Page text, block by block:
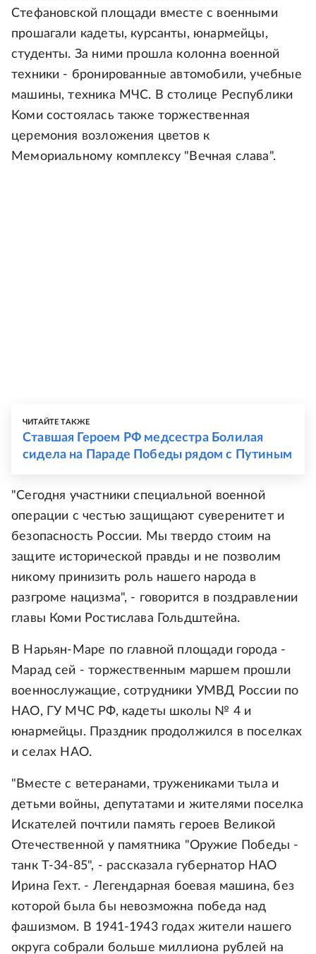
Стефановской площади вместе с военными
прошагали кадеты, курсанты, юнармейцы,
студенты. За ними прошла колонна военной
техники - бронированные автомобили, учебные
машины, техника МЧС. В столице Республики
Коми состоялась также торжественная
церемония возложения цветов к
Мемориальному комплексу "Вечная слава".
ЧИТАЙТЕ ТАКЖЕ
Ставшая Героем РФ медсестра Болилая
сидела на Параде Победы рядом с Путиным
"Сегодня участники специальной военной
операции с честью защищают суверенитет и
безопасность России. Мы твердо стоим на
защите исторической правды и не позволим
никому принизить роль нашего народа в
разгроме нацизма", - говорится в поздравлении
главы Коми Ростислава Гольдштейна.
В Нарьян-Маре по главной площади города -
Марад сей - торжественным маршем прошли
военнослужащие, сотрудники УМВД России по
НАО, ГУ МЧС РФ, кадеты школы № 4 и
юнармейцы. Праздник продолжился в поселках
и селах НАО.
"Вместе с ветеранами, тружениками тыла и
детьми войны, депутатами и жителями поселка
Искателей почтили память героев Великой
Отечественной у памятника "Оружие Победы -
танк Т-34-85", - рассказала губернатор НАО
Ирина Гехт. - Легендарная боевая машина, без
которой была бы невозможна победа над
фашизмом. В 1941-1943 годах жители нашего
округа собрали больше миллиона рублей на